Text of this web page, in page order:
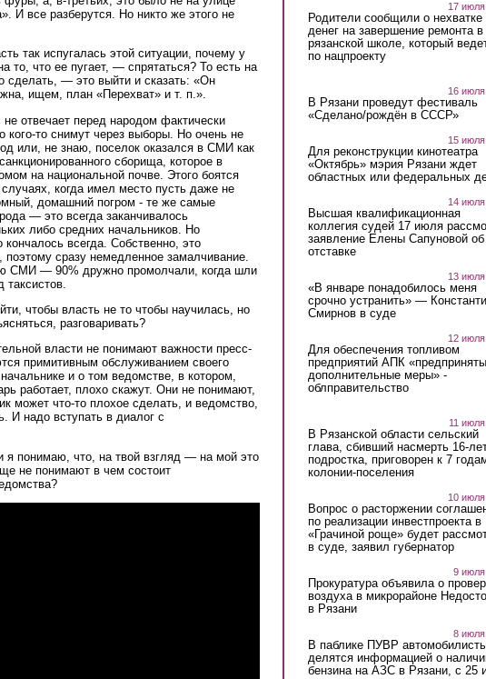
И все разберутся. Но никто же этого не
так испугалась этой ситуации, почему у
то, что ее пугает, — спрятаться? То есть на
сделать, — это выйти и сказать: «Он
ищем, план «Перехват» и т. п.».
не отвечает перед народом фактически
кого-то снимут через выборы. Но очень не
или, не знаю, поселок оказался в СМИ как
сборища, которое в
на национальной почве. Этого боятся
когда имел место пусть даже не
домашний погром - те же самые
— это всегда заканчивалось
либо средних начальников. Но
всегда. Собственно, это
поэтому сразу немедленное замалчивание.
СМИ — 90% дружно промолчали, когда шли
чтобы власть не то чтобы научилась, но
разговаривать?
власти не понимают важности пресс-
примитивным обслуживанием своего
и о том ведомстве, в котором,
работает, плохо скажут. Они не понимают,
может что-то плохое сделать, и ведомство,
И надо вступать в диалог с
я понимаю, что, на твой взгляд — на мой это
не понимают в чем состоит
17
Родители сообщили о нехватке
денег на завершение ремонта в
рязанской школе, который
по нацпроекту
16
В Рязани проведут фестиваль
«Сделано/рождён в СССР»
15
Для реконструкции кинотеатра
«Октябрь» мэрия Рязани ждет
областных или федеральных
14
Высшая квалификационная
коллегия судей 17 июля
заявление Елены Сапуновой об
отставке
13
«В январе понадобилось меня
срочно устранить» —
Смирнов в суде
12
Для обеспечения топливом
предприятий АПК «предприняты
дополнительные меры» -
облправительство
11
В Рязанской области сельский
глава, сбивший насмерть 16-
подростка, приговорен к 7
колонии-поселения
10
Вопрос о расторжении
по реализации инвестпроекта в
«Грачиной роще» будет
в суде, заявил губернатор
9 июля
Прокуратура объявила о
воздуха в микрорайоне
в Рязани
8 июля
В паблике ПУВР
делятся информацией о
бензина на АЗС в Рязани, с 25